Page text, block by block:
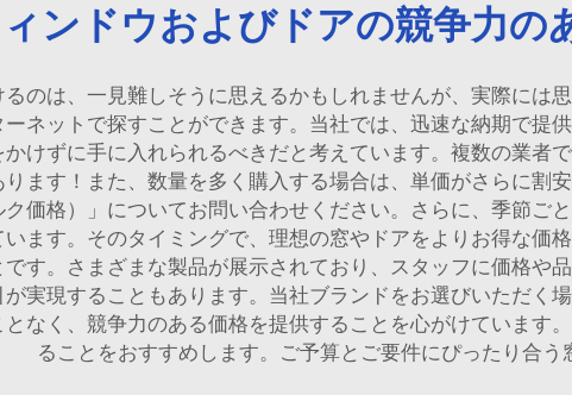
ンドウおよびドアの競争力の
のは、一見難しそうに思えるかもしれませんが、実際には
ネットで探すことができます。当社では、迅速な納期で提
けずに手に入れられるべきだと考えています。複数の業者
ます！また、数量を多く購入する場合は、単価がさらに割
価格）」についてお問い合わせください。さらに、季節ご
ます。そのタイミングで、理想の窓やドアをよりお得な価
す。さまざまな製品が展示されており、スタッフに価格や
実現することもあります。当社ブランドをお選びいただく
なく、競争力のある価格を提供することを心がけています
ることをおすすめします。ご予算とご要件にぴったり合う